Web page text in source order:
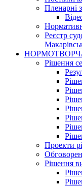
Пленарні
Реєстр
Рішення
Проекти
Рішення